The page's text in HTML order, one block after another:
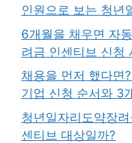
인원으로 보는 청년
6개월을 채우면 자
려금 인센티브 신청
채용을 먼저 했다면
기업 신청 순서와 3
청년일자리도약장
센티브 대상일까?